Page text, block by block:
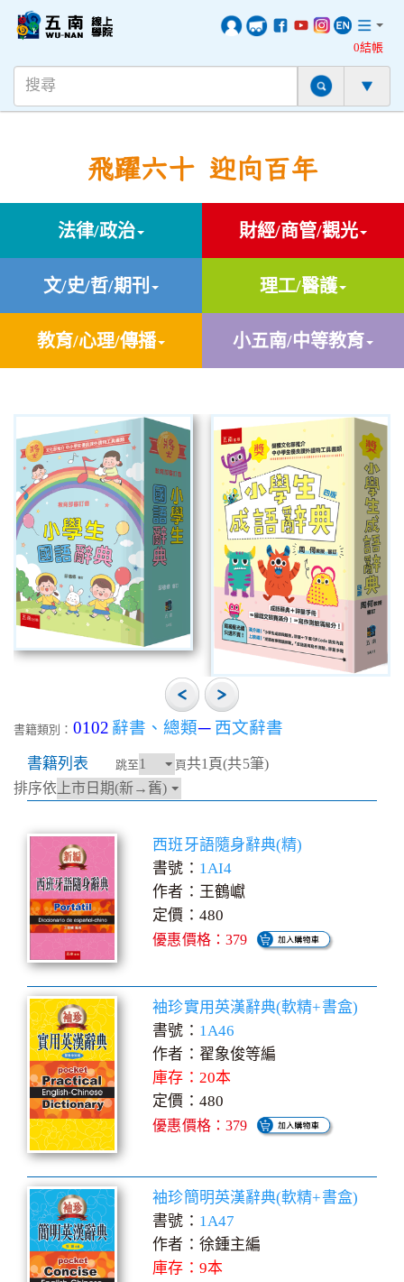
0結帳
飛躍六十 迎向百年
法律/政治 財經/商管/觀光
文/史/哲/期刊 理工/醫護
教育/心理/傳播 小五南/中等教育
書籍類別： 0102 辭書、總類─ 西文辭書
書籍列表 跳至 頁共1頁(共5筆)
排序依
西班牙語隨身辭典(精)
書號： 1AI4
作者：王鶴巘
定價：480
優惠價格：379
袖珍實用英漢辭典(軟精+書盒)
書號： 1A46
作者：翟象俊等編
庫存：20本
定價：480
優惠價格：379
袖珍簡明英漢辭典(軟精+書盒)
書號： 1A47
作者：徐鍾主編
庫存：9本